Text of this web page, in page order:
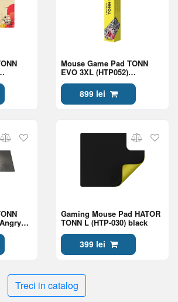
Mouse Game Pad TONN
EVO 3XL (HTP052)
Dragonfly
899 lei
Gaming Mouse Pad HATOR
TONN L (HTP-030) black
399 lei
Treci in catalog